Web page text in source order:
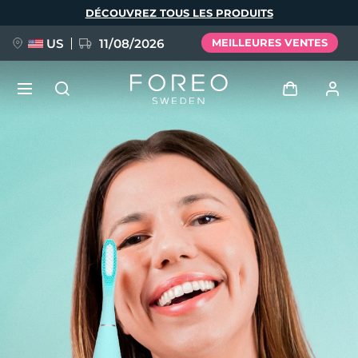
DÉCOUVREZ TOUS LES PRODUITS
US 11/08/2026 MEILLEURES VENTES
Profil de l'utilisateur
Mes appareils
Mes commandes
Mes adresses
Mes abonnements
FAQ™ Pure Beauty-Tech Elixir
BREAKING NEWS
issa™ Teeth Whitening Set
Deutsch
Español
Français
Italiano
Português
Svenska
Русский
简体中文 繁體中文